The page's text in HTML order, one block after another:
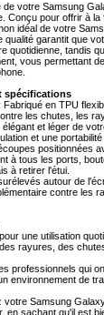
votre Samsung
Conçu pour offrir à la
idéal de votre
qualité garantit que
quotidienne, tandis
vous permettant
spécifications
en TPU
les chutes, les
et léger de
et une portabilité
positionnées
à tous les ports,
à retirer l'étui.
autour de
contre les
une utilisation
rayures, des
professionnels qui
environnement de
votre Samsung
en sachant qu'il est